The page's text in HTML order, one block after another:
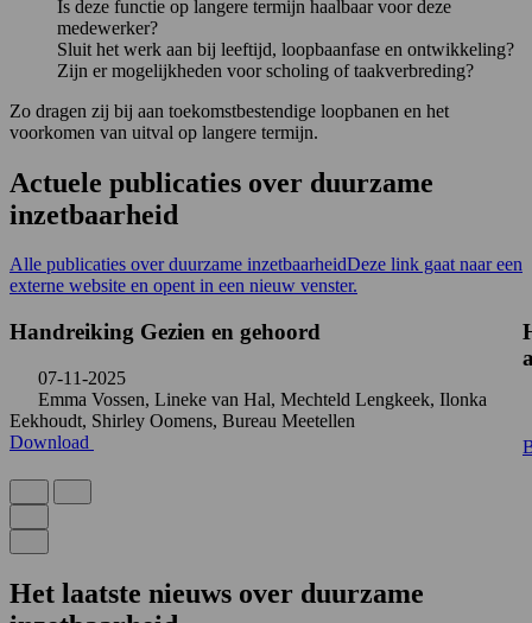
Is deze functie op langere termijn haalbaar voor deze
medewerker?
Sluit het werk aan bij leeftijd, loopbaanfase en ontwikkeling?
Zijn er mogelijkheden voor scholing of taakverbreding?
Zo dragen zij bij aan toekomstbestendige loopbanen en het
voorkomen van uitval op langere termijn.
Actuele publicaties over duurzame
inzetbaarheid
Alle publicaties over duurzame inzetbaarheidDeze link gaat naar een
externe website en opent in een nieuw venster.
Handreiking Gezien en gehoord
07-11-2025
Emma Vossen, Lineke van Hal, Mechteld Lengkeek, Ilonka
Eekhoudt, Shirley Oomens, Bureau Meetellen
Download
Het laatste nieuws over duurzame